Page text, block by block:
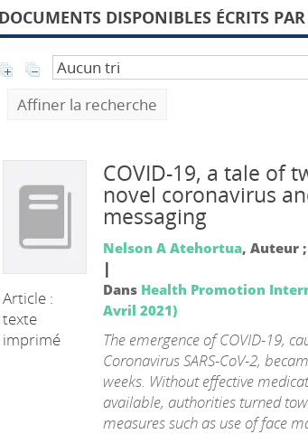
DOCUMENTS DISPONIBLES ÉCRITS
Affiner la recherche
Article :
texte
imprimé
COVID-19, a tale of
novel coronavirus
messaging
Nelson A Atehortua, Auteur ;
|
Dans Health Promotion
Avril 2021)
The emergence of COVID-19,
Coronavirus SARS-CoV-2,
weeks. Without effective
available, authorities turned
measures such as use of face